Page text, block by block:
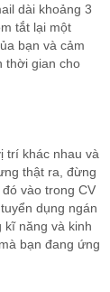
dài khoảng 3
tắt lại một
bạn và cảm
thời gian cho
trí khác nhau và
thật ra, đừng
vào trong CV
dụng ngán
kĩ năng và kinh
bạn đang ứng